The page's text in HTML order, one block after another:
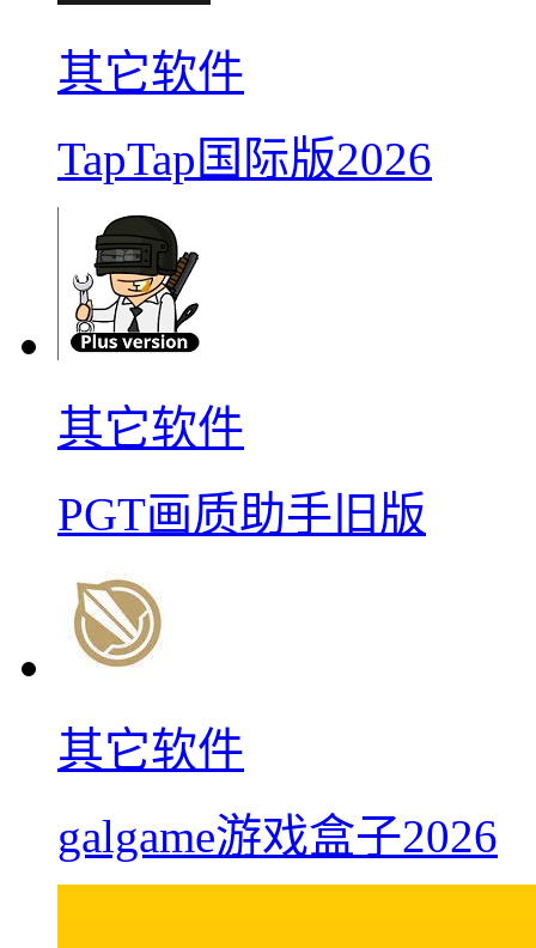
其它软件
TapTap国际版2026
其它软件
PGT画质助手旧版
其它软件
galgame游戏盒子2026